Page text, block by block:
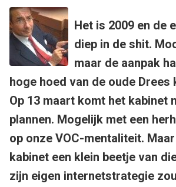
Het is 2009 en de
diep in de shit.
maar de aanpak
hoge hoed van de oude Drees
Op 13 maart komt het kabinet
plannen. Mogelijk met een
op onze VOC-mentaliteit.
kabinet een klein beetje van
zijn eigen internetstrategie